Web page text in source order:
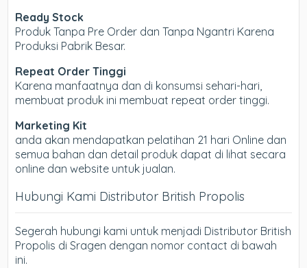
Ready Stock
Produk Tanpa Pre Order dan Tanpa Ngantri Karena
Produksi Pabrik Besar.
Repeat Order Tinggi
Karena manfaatnya dan di konsumsi sehari-hari,
membuat produk ini membuat repeat order tinggi.
Marketing Kit
anda akan mendapatkan pelatihan 21 hari Online dan
semua bahan dan detail produk dapat di lihat secara
online dan website untuk jualan.
Hubungi Kami Distributor British Propolis
Segerah hubungi kami untuk menjadi Distributor British
Propolis di Sragen dengan nomor contact di bawah
ini.